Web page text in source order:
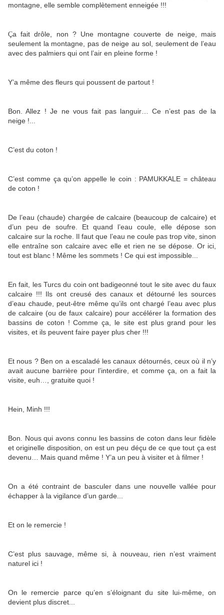
montagne, elle semble complètement enneigée !!!
Ça fait drôle, non ? Une montagne couverte de neige, mais
seulement la montagne, pas de neige au sol, seulement de l’eau
avec des palmiers qui ont l’air en pleine forme !
Y’a même des fleurs qui poussent de partout !
Bon. Allez ! Je ne vous fait pas languir… Ce n’est pas de la
neige !...
C’est du coton !
C’est comme ça qu’on appelle le coin : PAMUKKALE = château
de coton !
De l’eau (chaude) chargée de calcaire (beaucoup de calcaire) et
d’un peu de soufre. Et quand l’eau coule, elle dépose son
calcaire sur la roche. Il faut que l’eau ne coule pas trop vite, sinon
elle entraîne son calcaire avec elle et rien ne se dépose. Or ici,
tout est blanc ! Même les sommets ! Ce qui est impossible...
En fait, les Turcs du coin ont badigeonné tout le site avec du faux
calcaire !!! Ils ont creusé des canaux et détourné les sources
d’eau chaude, peut-être même qu’ils ont chargé l’eau avec plus
de calcaire (ou de faux calcaire) pour accélérer la formation des
bassins de coton ! Comme ça, le site est plus grand pour les
visites, et ils peuvent faire payer plus cher !!!
Et nous ? Ben on a escaladé les canaux détournés, ceux où il n’y
avait aucune barrière pour l’interdire, et comme ça, on a fait la
visite, euh…, gratuite quoi !
Hein, Minh !!!
Bon. Nous qui avons connu les bassins de coton dans leur fidèle
et originelle disposition, on est un peu déçu de ce que tout ça est
devenu… Mais quand même ! Y’a un peu à visiter et à filmer !
On a été contraint de basculer dans une nouvelle vallée pour
échapper à la vigilance d’un garde...
Et on le remercie !
C’est plus sauvage, même si, à nouveau, rien n’est vraiment
naturel ici !
On le remercie parce qu’en s’éloignant du site lui-même, on
devient plus discret...